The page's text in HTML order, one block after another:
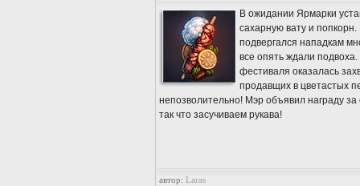
В ожидании Ярмарки
сахарную вату и
подвергался нападкам
все опять ждали
фестиваля оказалась
продавщих в цветастых
непозволительно! Мэр объявил награду
так что засучиваем рукава!
автор: Laras